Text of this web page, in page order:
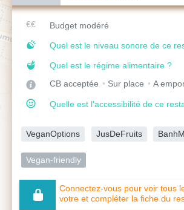
Budget modéré
Quel est le niveau sonore de ce
Quel est le régime alimentaire ?
CB acceptée
Sur place A
Quelle est l'accessibilité de ce
VeganOptions JusDeFruits
Vegan-friendly
Connectez-vous pour voir tous
votre et compléter la fiche du